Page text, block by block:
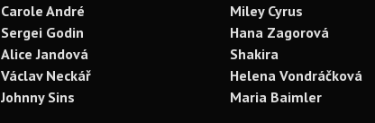
Carole André
Sergei Godin
Alice Jandová
Václav Neckář
Johnny Sins
Miley Cyrus
Hana Zagorová
Shakira
Helena Vondráčková
Maria Baimler